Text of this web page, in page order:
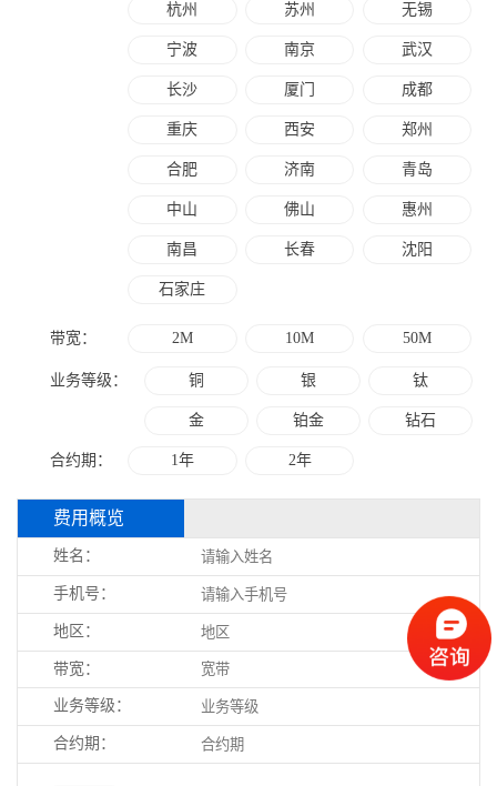
杭州 苏州 无锡
宁波 南京 武汉
长沙 厦门 成都
重庆 西安 郑州
合肥 济南 青岛
中山 佛山 惠州
南昌 长春 沈阳
石家庄
带宽： 2M 10M 50M
业务等级： 铜 银 钛
金 铂金 钻石
合约期： 1年 2年
费用概览
姓名：
手机号：
地区：
带宽：
业务等级：
合约期：